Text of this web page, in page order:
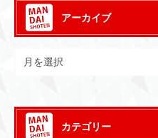
アーカイブ
カテゴリー